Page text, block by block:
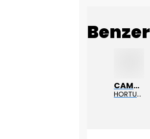
CAMGEN
HORTUM BAĞLANTI BORUSU T TİPİ BOROSİLİKAT 10-11